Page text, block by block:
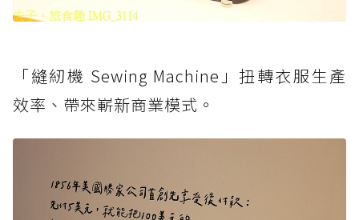
「縫紉機 Sewing Machine」扭轉衣服生產
效率、帶來嶄新商業模式。